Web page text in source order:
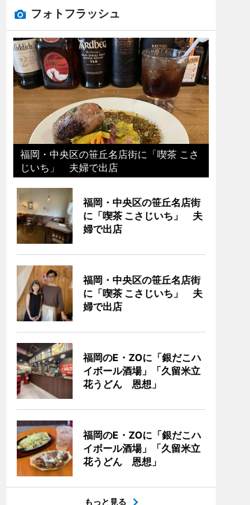
フォトフラッシュ
福岡・中央区の笹丘名店街に「喫茶 こさ
じいち」 夫婦で出店
福岡・中央区の笹丘名店街
に「喫茶 こさじいち」 夫
婦で出店
福岡・中央区の笹丘名店街
に「喫茶 こさじいち」 夫
婦で出店
福岡のE・ZOに「銀だこハ
イボール酒場」「久留米立
花うどん 恩想」
福岡のE・ZOに「銀だこハ
イボール酒場」「久留米立
花うどん 恩想」
もっと見る